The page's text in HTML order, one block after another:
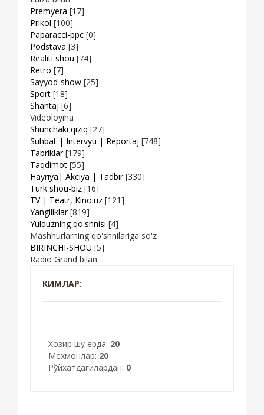
Premyera [17]
Prikol [100]
Paparacci-ppc [0]
Podstava [3]
Realiti shou [74]
Retro [7]
Sayyod-show [25]
Sport [18]
Shantaj [6]
Videoloyiha
Shunchaki qiziq [27]
Suhbat | Intervyu | Reportaj [748]
Tabriklar [179]
Taqdimot [55]
Hayriya| Akciya | Tadbir [330]
Turk shou-biz [16]
TV | Teatr, Kino.uz [121]
Yangiliklar [819]
Yulduzning qo'shnisi [4]
Mashhurlarning qo'shnilariga so'z
BIRINCHI-SHOU [5]
Radio Grand bilan
КИМЛАР:
Хозир шу ерда: 20
Мехмонлар: 20
Рўйхатдагилардан: 0